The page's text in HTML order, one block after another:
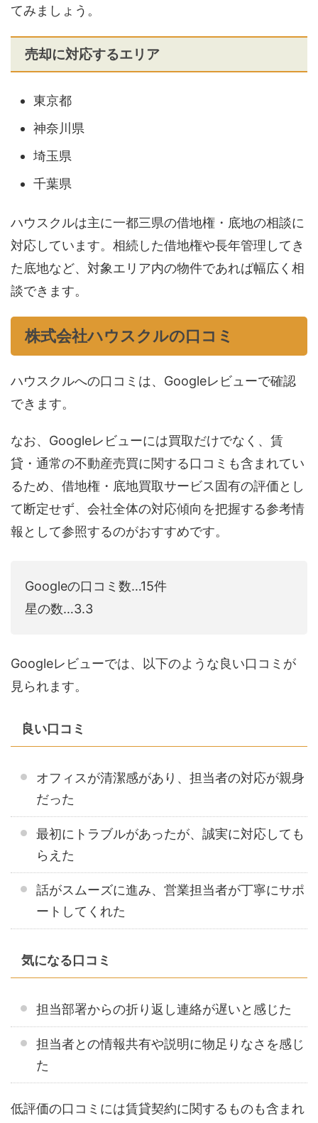
てみましょう。
売却に対応するエリア
東京都
神奈川県
埼玉県
千葉県
ハウスクルは主に一都三県の借地権・底地の相談に
対応しています。相続した借地権や長年管理してき
た底地など、対象エリア内の物件であれば幅広く相
談できます。
株式会社ハウスクルの口コミ
ハウスクルへの口コミは、Googleレビューで確認
できます。
なお、Googleレビューには買取だけでなく、賃
貸・通常の不動産売買に関する口コミも含まれてい
るため、借地権・底地買取サービス固有の評価とし
て断定せず、会社全体の対応傾向を把握する参考情
報として参照するのがおすすめです。
Googleの口コミ数…15件
星の数…3.3
Googleレビューでは、以下のような良い口コミが
見られます。
良い口コミ
オフィスが清潔感があり、担当者の対応が親身
だった
最初にトラブルがあったが、誠実に対応しても
らえた
話がスムーズに進み、営業担当者が丁寧にサポ
ートしてくれた
気になる口コミ
担当部署からの折り返し連絡が遅いと感じた
担当者との情報共有や説明に物足りなさを感じ
た
低評価の口コミには賃貸契約に関するものも含まれ